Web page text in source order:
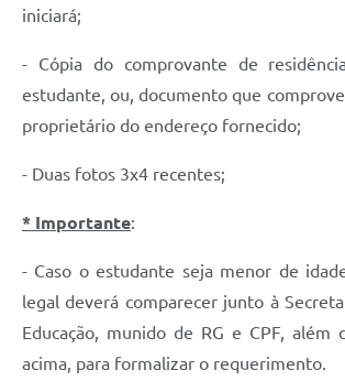
iniciará;
- Cópia do comprovante de
estudante, ou, documento que
proprietário do endereço fornecido;
- Duas fotos 3x4 recentes;
* Importante:
- Caso o estudante seja menor de
legal deverá comparecer junto à
Educação, munido de RG e CPF, além
acima, para formalizar o requerimento.